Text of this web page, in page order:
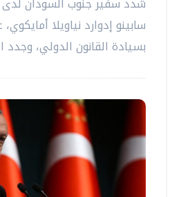
سابينو إدوارد نياويلا
بسيادة القانون الدولي، وجدد